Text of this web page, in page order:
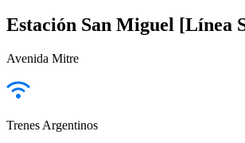
Estación San Miguel [Línea
Avenida Mitre
Trenes Argentinos